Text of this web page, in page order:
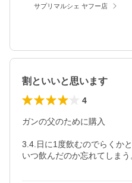
サプリマルシェ ヤフー店
割といいと思います
4
ガンの父のために購入
3.4.日に1度飲むのでらくか
いつ飲んだのか忘れてしまう